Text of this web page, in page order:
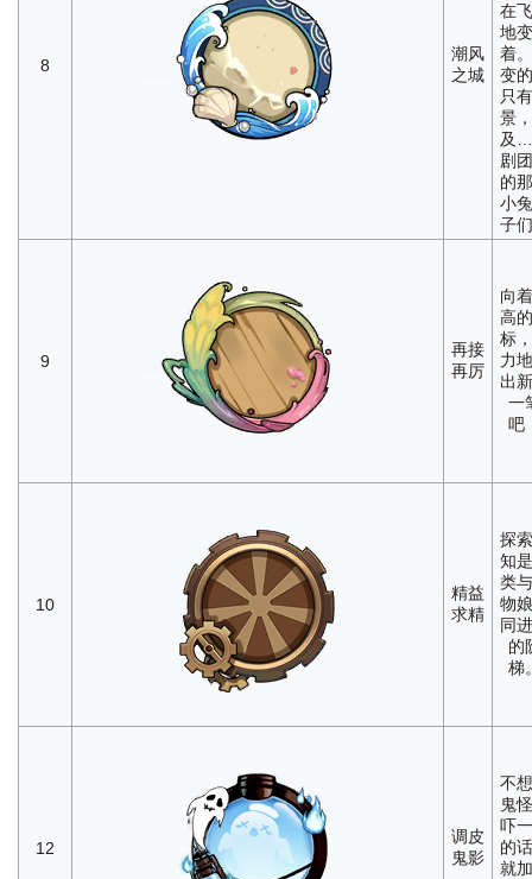
8
潮风
之城
在
地
着
变
只
景
及
剧
的
小
子
9
再接
再厉
向
高
标
力
出
一
吧
10
精益
求精
探
知
类
物
同
的
梯
12
调皮
鬼影
不
鬼
吓
的
就